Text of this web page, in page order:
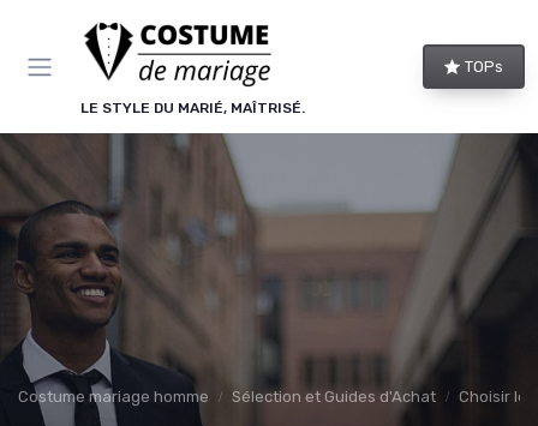
LE STYLE DU MARIÉ, MAÎTRISÉ.
TOPs
Costume mariage homme Sélection et Guides d'Achat Choisir le